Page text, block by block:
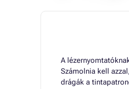
A
Számolnia kell
drágák a